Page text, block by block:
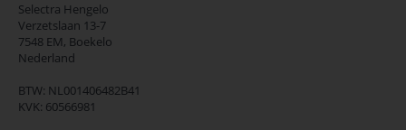
Selectra Hengelo
Verzetslaan 13-7
7548 EM, Boekelo
Nederland
BTW: NL001406482B41
KVK: 60566981